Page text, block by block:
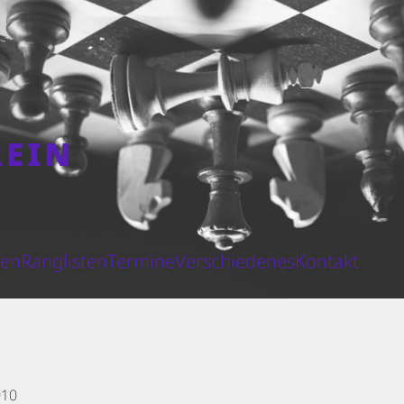
RanglistenTermineVerschiedenesKontakt